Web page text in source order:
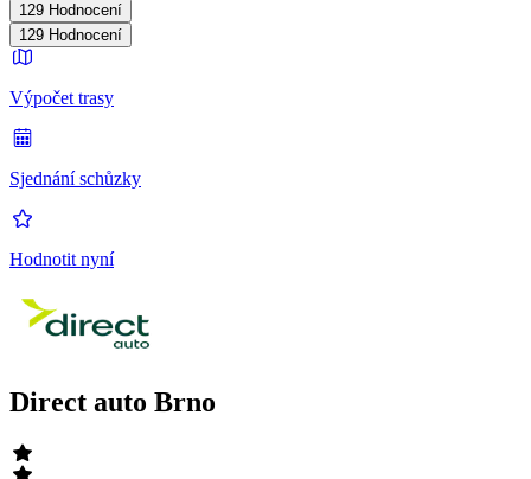
129 Hodnocení
129 Hodnocení
Výpočet trasy
Sjednání schůzky
Hodnotit nyní
Direct auto Brno